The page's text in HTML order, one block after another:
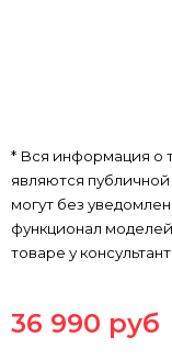
* Вся информация о
являются
могут без
функционал
товаре у
36 990 руб